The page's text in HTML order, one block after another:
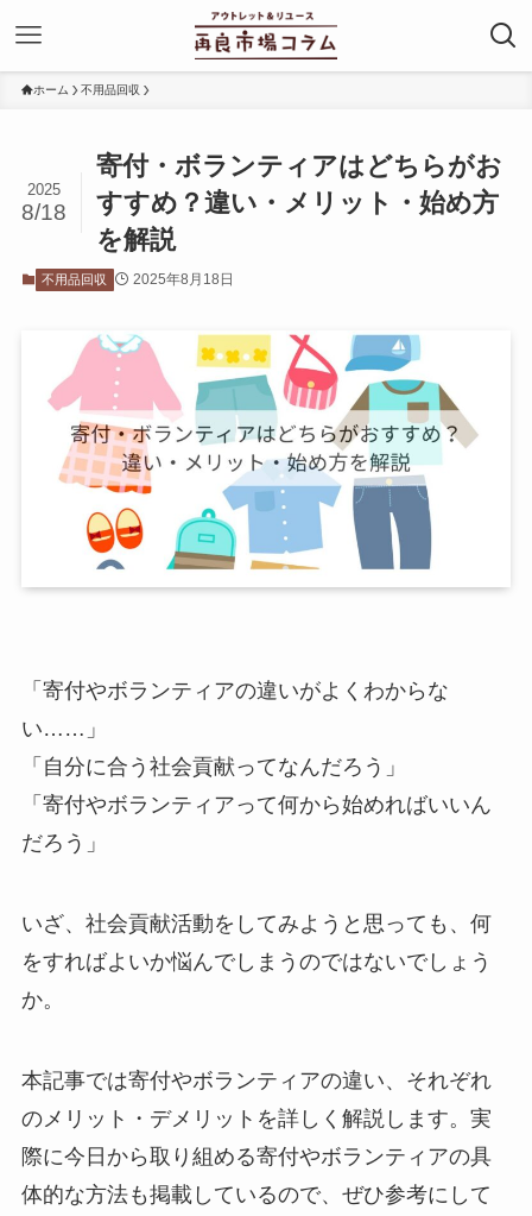
ホーム 不用品回収
寄付・ボランティアはどちらがお
すすめ？違い・メリット・始め方
を解説
2025
8/18
不用品回収 2025年8月18日
「寄付やボランティアの違いがよくわからな
い……」
「自分に合う社会貢献ってなんだろう」
「寄付やボランティアって何から始めればいいん
だろう」
いざ、社会貢献活動をしてみようと思っても、何
をすればよいか悩んでしまうのではないでしょう
か。
本記事では寄付やボランティアの違い、それぞれ
のメリット・デメリットを詳しく解説します。実
際に今日から取り組める寄付やボランティアの具
体的な方法も掲載しているので、ぜひ参考にして